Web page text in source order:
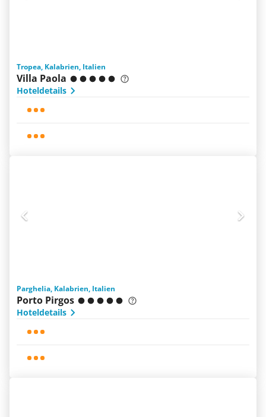
Tropea, Kalabrien, Italien
Villa Paola
Hoteldetails
Parghelia, Kalabrien, Italien
Porto Pirgos
Hoteldetails